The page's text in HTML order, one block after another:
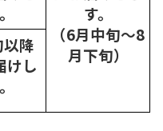
す。
（6月中旬～8
月下旬）
降
けし